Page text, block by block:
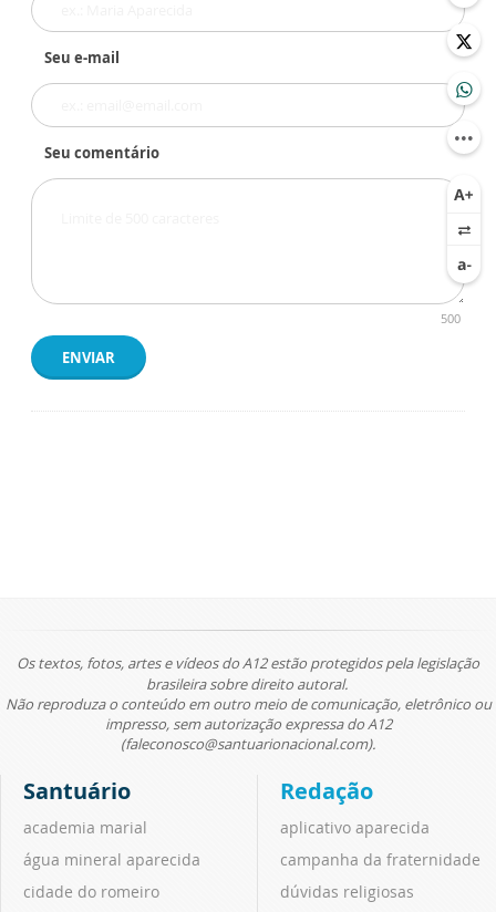
Seu e-mail
Seu comentário
500
ENVIAR
Os textos, fotos, artes e vídeos do A12 estão protegidos pela legislação
brasileira sobre direito autoral.
Não reproduza o conteúdo em outro meio de comunicação, eletrônico ou
impresso, sem autorização expressa do A12
(faleconosco@santuarionacional.com).
Santuário
academia marial
água mineral aparecida
cidade do romeiro
Redação
aplicativo aparecida
campanha da fraternidade
dúvidas religiosas